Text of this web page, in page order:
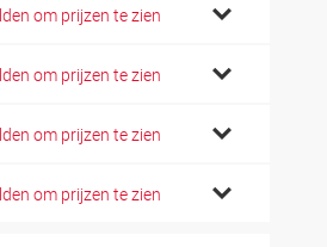
om prijzen te zien
om prijzen te zien
om prijzen te zien
om prijzen te zien